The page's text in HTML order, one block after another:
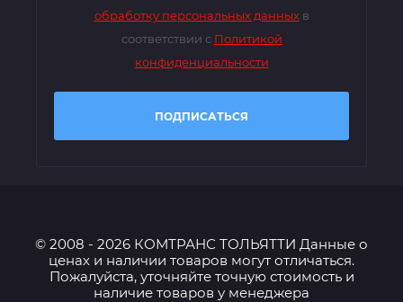
обработку персональных данныхв
соответствии с Политикой
конфиденциальности
ПОДПИСАТЬСЯ
© 2008 - 2026 КОМТРАНС ТОЛЬЯТТИ Данные о
ценах и наличии товаров могут отличаться.
Пожалуйста, уточняйте точную стоимость и
наличие товаров у менеджера